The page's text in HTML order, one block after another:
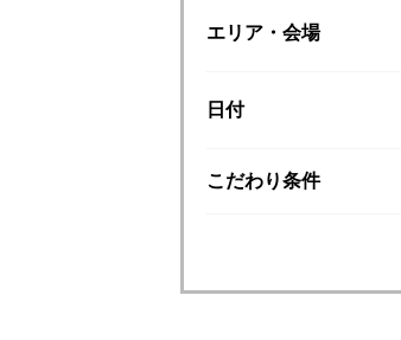
エリア・会場
日付
こだわり条件